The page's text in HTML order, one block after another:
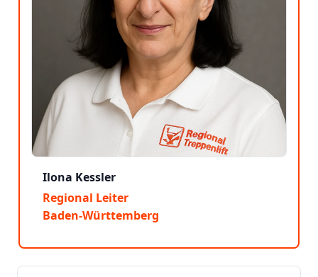
Ilona Kessler
Regional Leiter
Baden-Württemberg